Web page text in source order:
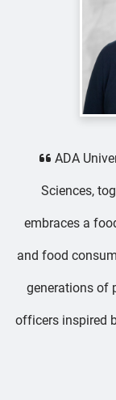
ADA
Sciences,
embraces a
and food
generations of
officers inspired